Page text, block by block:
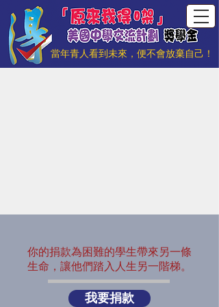
當年青人看到未來，便不會放棄自己！
你的捐款為困難的學生帶來另一條
生命，讓他們踏入人生另一階梯。
我要捐款